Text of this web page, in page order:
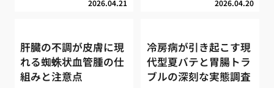
2026.04.21 2026.04.20
肝臓の不調が皮膚に現
れる蜘蛛状血管腫の仕
組みと注意点
冷房病が引き起こす現
代型夏バテと胃腸トラ
ブルの深刻な実態調査